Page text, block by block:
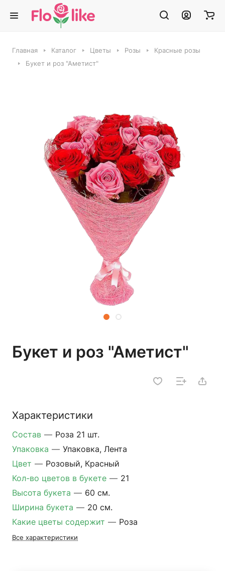
Главная Каталог Цветы Розы
Красные розы
Букет и роз "Аметист"
Букет и роз "Аметист"
Характеристики
Состав — Роза 21 шт.
Упаковка — Упаковка, Лента
Цвет — Розовый, Красный
Кол-во цветов в букете — 21
Высота букета — 60 см.
Ширина букета — 20 см.
Какие цветы содержит — Роза
Все характеристики